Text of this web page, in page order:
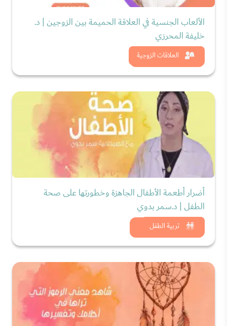
العلاقات الزوجية
الألعاب الجنسية في العلاقة الحميمة بين الزوجين | د.
خليفة المحرزي
شاهد الان
تربية الطفل
أضرار أطعمة الأطفال الجاهزة وخطورتها على صحة
الطفل | د.سمر بدوي
شاهد الان